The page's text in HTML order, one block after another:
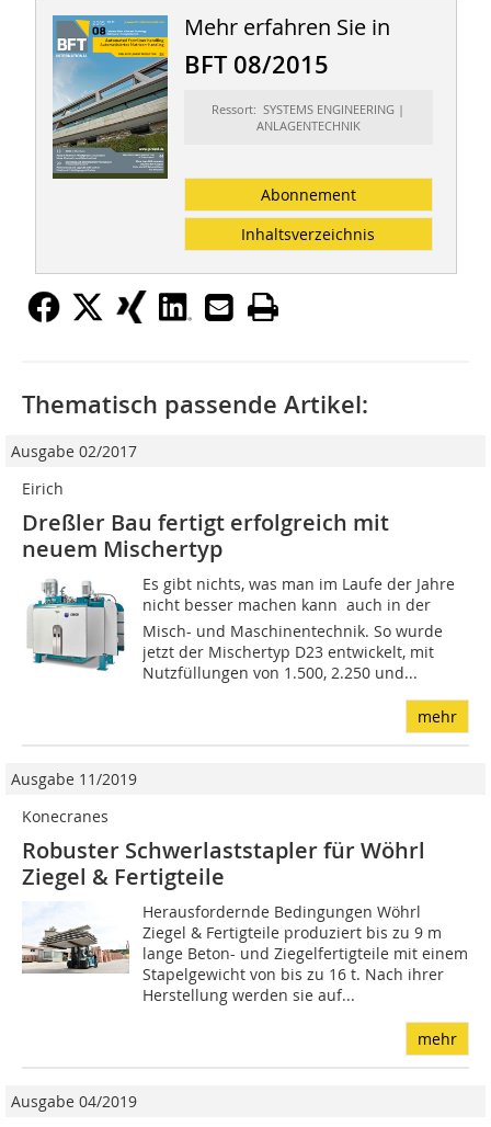
Mehr erfahren Sie in
BFT 08/2015
Ressort: SYSTEMS ENGINEERING |
ANLAGENTECHNIK
Abonnement
Inhaltsverzeichnis
Thematisch passende Artikel:
Ausgabe 02/2017
Eirich
Dreßler Bau fertigt erfolgreich mit
neuem Mischertyp
Es gibt nichts, was man im Laufe der Jahre
nicht besser machen kann  auch in der
Misch- und Maschinentechnik. So wurde
jetzt der Mischertyp D23 entwickelt, mit
Nutzfüllungen von 1.500, 2.250 und...
mehr
Ausgabe 11/2019
Konecranes
Robuster Schwerlaststapler für Wöhrl
Ziegel & Fertigteile
Herausfordernde Bedingungen Wöhrl
Ziegel & Fertigteile produziert bis zu 9 m
lange Beton- und Ziegelfertigteile mit einem
Stapelgewicht von bis zu 16 t. Nach ihrer
Herstellung werden sie auf...
mehr
Ausgabe 04/2019